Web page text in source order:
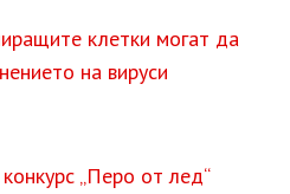
клетки могат да
на вируси
„Перо от лед“